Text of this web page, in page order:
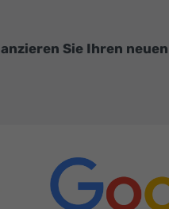
Sie Ihren neuen